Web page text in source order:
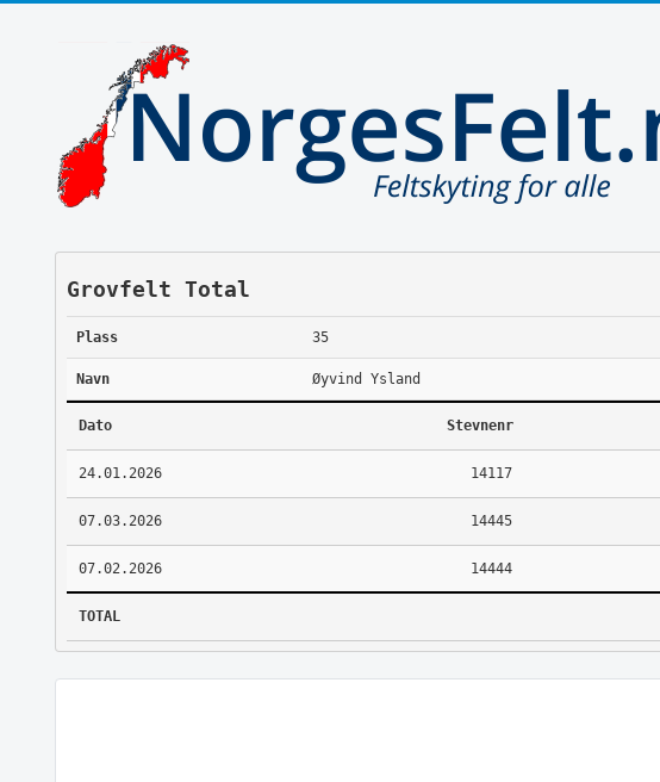
Grovfelt Total
Plass 35
Navn Øyvind Ysland
Dato Stevnenr
24.01.2026 14117
07.03.2026 14445
07.02.2026 14444
TOTAL